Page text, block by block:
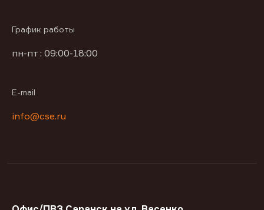
График работы
пн-пт : 09:00-18:00
E-mail
info@cse.ru